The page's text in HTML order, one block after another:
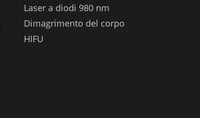
Laser a diodi 980 nm
Dimagrimento del corpo
HIFU